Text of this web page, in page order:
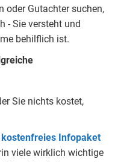
oder Gutachter suchen,
- Sie versteht und
behilflich ist.
Sie nichts kostet,
kostenfreies Infopaket
viele wirklich wichtige